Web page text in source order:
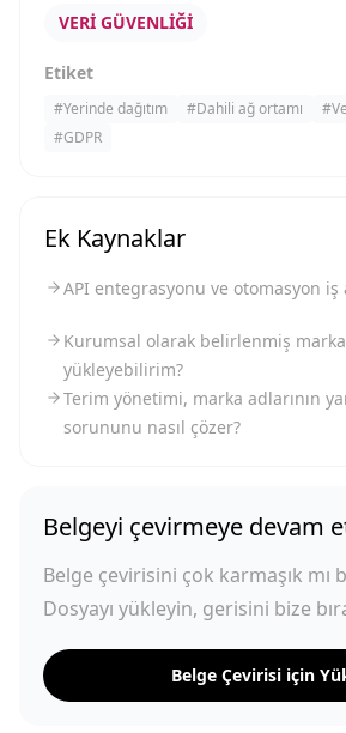
VERI GÜVENLIĞI
Etiket
#Yerinde dağıtım #Dahili ağ ortamı #
#GDPR
Ek Kaynaklar
API entegrasyonu ve otomasyon iş
Kurumsal olarak belirlenmiş marka
yükleyebilirim?
Terim yönetimi, marka adlarının
sorununu nasıl çözer?
Belgeyi çevirmeye devam
Belge çevirisini çok karmaşık mı
Dosyayı yükleyin, gerisini bize
Belge Çevirisi için